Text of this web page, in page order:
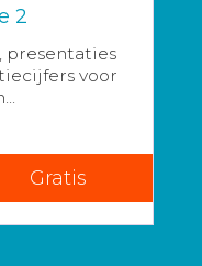
2
presentaties
voor
Gratis